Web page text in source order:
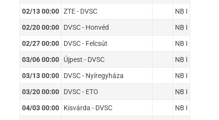
02/13 00:00 ZTE - DVSC NB I
02/20 00:00 DVSC - Honvéd NB I
02/27 00:00 DVSC - Felcsút NB I
03/06 00:00 Újpest - DVSC NB I
03/13 00:00 DVSC - Nyíregyháza NB I
03/20 00:00 DVSC - ETO NB I
04/03 00:00 Kisvárda - DVSC NB I